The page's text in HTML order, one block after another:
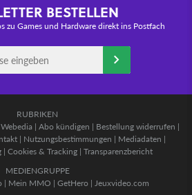
BESTELLEN
zu Games und Hardware direkt ins Postfach
RUBRIKEN
| Abo kündigen | Bestellung widerrufen |
| Nutzungsbestimmungen | Mediadaten |
| Cookies & Tracking | Transparenzbericht
MEDIENGRUPPE
| Mein MMO | GetHero | Jeuxvideo.com